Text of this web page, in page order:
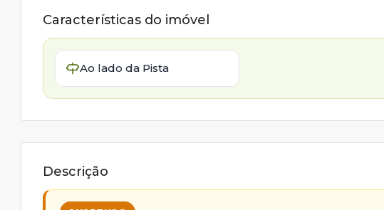
Características do imóvel
Ao lado da Pista
Descrição